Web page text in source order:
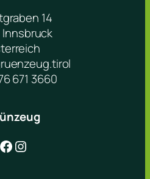
14
Innsbruck
671 3660
Facebook Instagram